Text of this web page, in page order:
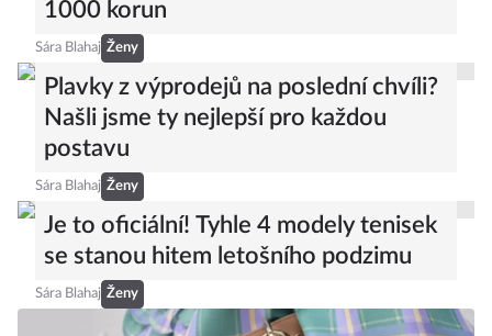
1000 korun
Sára Blahaj Ženy
Plavky z výprodejů na poslední chvíli?
Našli jsme ty nejlepší pro každou
postavu
Sára Blahaj Ženy
Je to oficiální! Tyhle 4 modely tenisek
se stanou hitem letošního podzimu
Sára Blahaj Ženy